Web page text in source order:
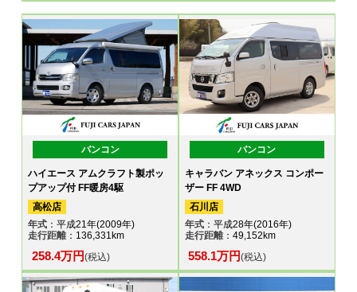
バンコン
ハイエース アムクラフト製ポッ
プアップ付 FF暖房4駆
高松店
年式 ：平成21年(2009年)
走行距離：136,331km
258.4万円(税込)
バンコン
キャラバン アネックス コンポー
ザー FF 4WD
石川店
年式：平成28年(2016年)
走行距離：49,152km
558.1万円(税込)